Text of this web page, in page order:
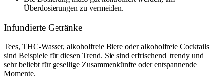
Überdosierungen zu vermeiden.
Infundierte Getränke
Tees, THC-Wasser, alkoholfreie Biere oder alkoholfreie Cocktails
sind Beispiele für diesen Trend. Sie sind erfrischend, trendy und
sehr beliebt für gesellige Zusammenkünfte oder entspannende
Momente.